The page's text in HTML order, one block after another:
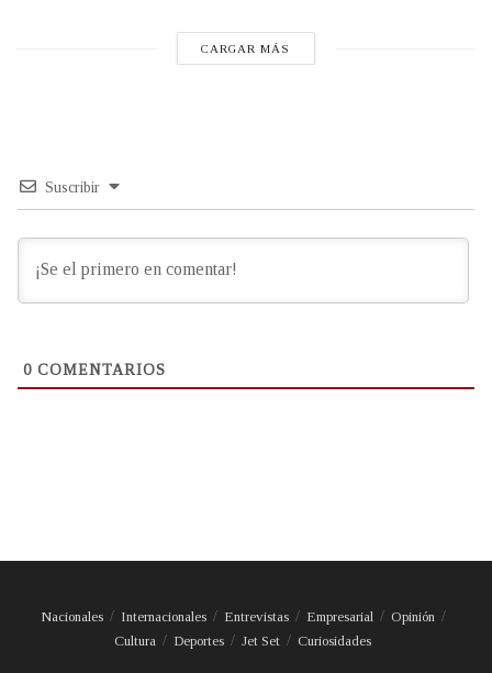
CARGAR MÁS
Suscribir
0 COMENTARIOS
Nacionales Internacionales Entrevistas Empresarial
Opinión
Cultura
Deportes Jet Set Curiosidades